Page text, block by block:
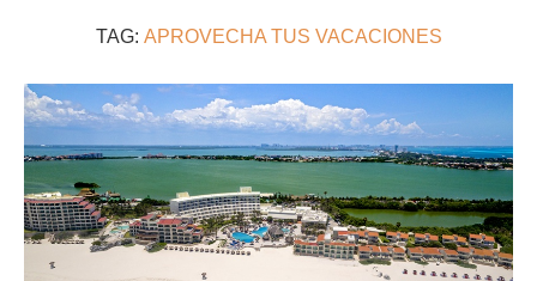
TAG: APROVECHA TUS VACACIONES